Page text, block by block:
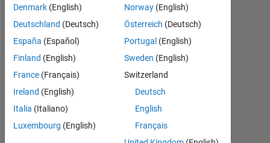
Follow
Dashboard
Statistik
MATLAB Answers
Denmark (English)
Deutschland (Deutsch)
España (Español)
Finland (English)
France (Français)
Ireland (English)
Italia (Italiano)
Luxembourg (English)
Norway (English)
Österreich (Deutsch)
Portugal (English)
Sweden (English)
Switzerland
Deutsch
English
Français